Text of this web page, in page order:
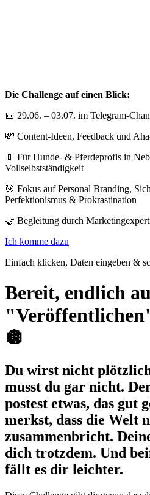
Die Challenge auf einen Blick:
📅 29.06. – 03.07. im Telegram-
💸 Content-Ideen, Feedback und
📱 Für Hunde- & Pferdeprofis in
Vollselbstständigkeit
🎯 Fokus auf Personal Branding,
Perfektionismus & Prokrastination
🤝 Begleitung durch
Ich komme dazu
Einfach klicken, Daten eingeben &
Bereit, endlich
🪩
Du wirst nicht
musst du gar nicht.
postest etwas, das gut
merkst, dass die Welt
zusammenbricht.
dich trotzdem. Und
fällt es dir leichter.